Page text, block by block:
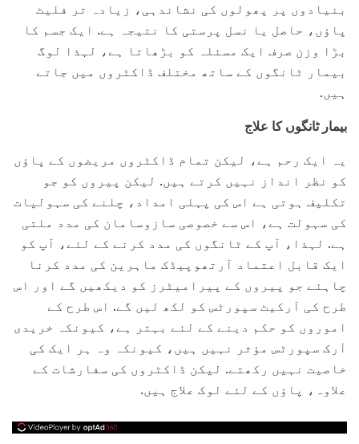
بنیادوں پر پھولوں کی نشاندہی، زیادہ تر فلیٹ
پاؤں، حاصل یا نسل پرستی کا نتیجہ ہے. ایک جسم کا
بڑا وزن صرف ایک مسئلہ کو بڑھاتا ہے، لہذا لوگ
بیمار ٹانگوں کے ساتھ مختلف ڈاکٹروں میں جاتے
ہیں.
بیمار ٹانگوں کا علاج
یہ ایک رحم ہے، لیکن تمام ڈاکٹروں مریضوں کے پاؤں
کو نظر انداز نہیں کرتے ہیں. لیکن پیروں کو جو
تکلیف ہوتی ہے اس کی پہلی امداد، چلنے کی سہولیات
کی سہولت ہے، اس سے خصوصی سازوسامان کی مدد ملتی
ہے. لہذا، آپ کے ٹانگوں کی مدد کرنے کے لئے، آپ کو
ایک قابل اعتماد آرتھوپیڈک ماہرین کی مدد کرنا
چاہئے جو پیروں کے پیرامیٹرز کو دیکھیں گے اور اس
طرح کی آرکیٹ سپورٹس کو لکھ لیں گے. اس طرح کے
اموروں کو حکم دینے کے لئے بہتر ہے، کیونکہ خریدی
آرک سپورٹس مؤثر نہیں ہیں، کیونکہ وہ ہر ایک کی
خاصیت نہیں رکھتے. لیکن ڈاکٹروں کی سفارشات کے
علاوہ، پاؤں کے لئے لوک علاج ہیں.